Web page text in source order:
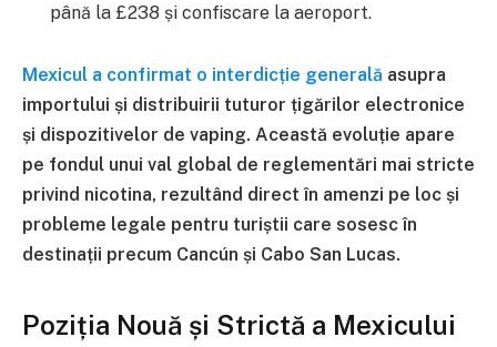
până la £238 și confiscare la aeroport.
Mexicul a confirmat o interdicție generală asupra
importului și distribuirii tuturor țigărilor electronice
și dispozitivelor de vaping. Această evoluție apare
pe fondul unui val global de reglementări mai stricte
privind nicotina, rezultând direct în amenzi pe loc și
probleme legale pentru turiștii care sosesc în
destinații precum Cancún și Cabo San Lucas.
Poziția Nouă și Strictă a Mexicului